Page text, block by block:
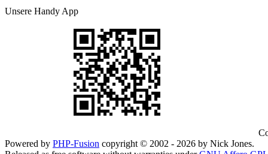
Unsere Handy App
Powered by PHP-Fusion copyright © 2002 - 2026 by Nick Jones.